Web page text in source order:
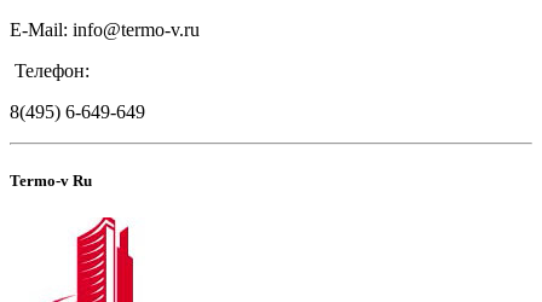
E-Mail: info@termo-v.ru
Телефон:
8(495) 6-649-649
Termo-v Ru